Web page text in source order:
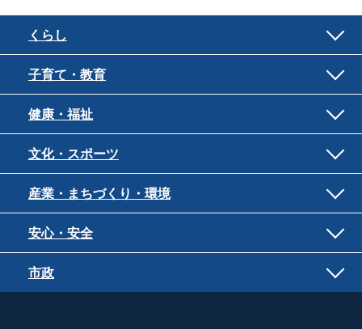
くらし
子育て・教育
健康・福祉
文化・スポーツ
産業・まちづくり・環境
安心・安全
市政